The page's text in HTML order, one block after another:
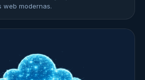
web modernas.